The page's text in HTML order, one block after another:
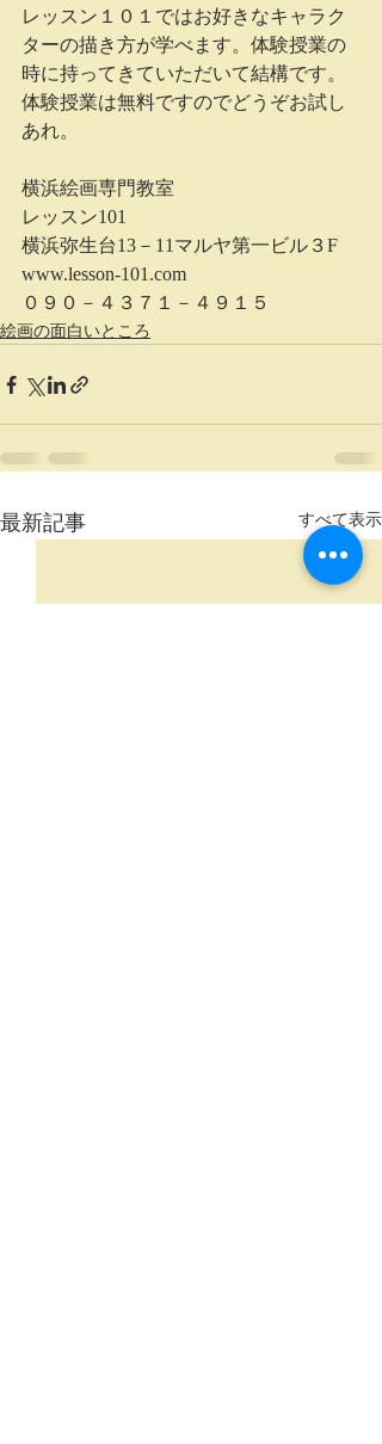
レッスン１０１ではお好きなキャラク
ターの描き方が学べます。体験授業の
時に持ってきていただいて結構です。
体験授業は無料ですのでどうぞお試し
あれ。
横浜絵画専門教室
レッスン101
横浜弥生台13－11マルヤ第一ビル３F
www.lesson-101.com
０９０－４３７１－４９１５
絵画の面白いところ
最新記事 すべて表示